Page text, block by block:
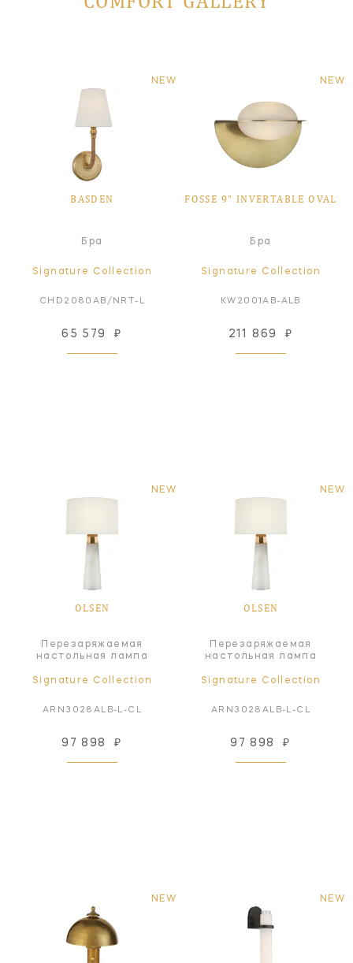
NEW
BASDEN
Бра
Signature Collection
CHD2080AB/NRT-L
65 579 ₽
NEW
FOSSE 9" INVERTABLE OVAL
Бра
Signature Collection
KW2001AB-ALB
211 869 ₽
NEW
OLSEN
Перезаряжаемая
настольная лампа
Signature Collection
ARN3028ALB-L-CL
97 898 ₽
NEW
OLSEN
Перезаряжаемая
настольная лампа
Signature Collection
ARN3028ALB-L-CL
97 898 ₽
NEW NEW